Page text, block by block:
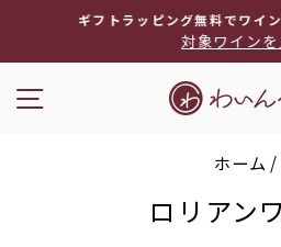
ス
イ
ョ
を
ギフトラッピング無料でワイ
対象ワインを
ホーム /
ロリアン